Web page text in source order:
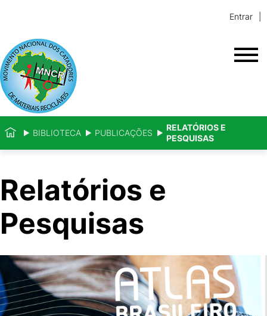
Entrar
BIBLIOTECA PUBLICAÇÕES
RELATÓRIOS E
PESQUISAS
Relatórios e
Pesquisas